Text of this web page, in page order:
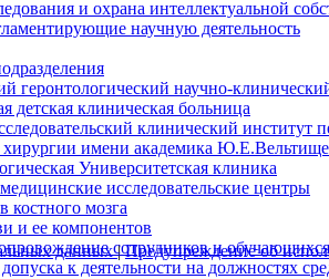
и охрана интеллектуальной
научную деятельность
геронтологический научно-
детская клиническая больница
клинический институт
хирургии имени академика
Университетская клиника
исследовательские центры
костного мозга
и ее компонентов
сотрудников и обучающихся
к деятельности на должностях
данных|Предупреждение об